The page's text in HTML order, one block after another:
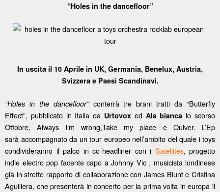
“Holes in the dancefloor”
In uscita il 10 Aprile in UK, Germania, Benelux, Austria,
Svizzera e Paesi Scandinavi.
“Holes in the dancefloor” conterrà tre brani tratti da “Butterfly
Effect”, pubblicato in Italia da Urtovox ed Ala bianca lo scorso
Ottobre, Always i’m wrong,Take my place e Quiver. L’Ep
sarà accompagnato da un tour europeo nell’ambito del quale i toys
condivideranno il palco in co-headliner con i Satellites, progetto
indie electro pop facente capo a Johnny Vic , musicista londinese
già in stretto rapporto di collaborazione con James Blunt e Cristina
Aguillera, che presenterà in concerto per la prima volta in europa il